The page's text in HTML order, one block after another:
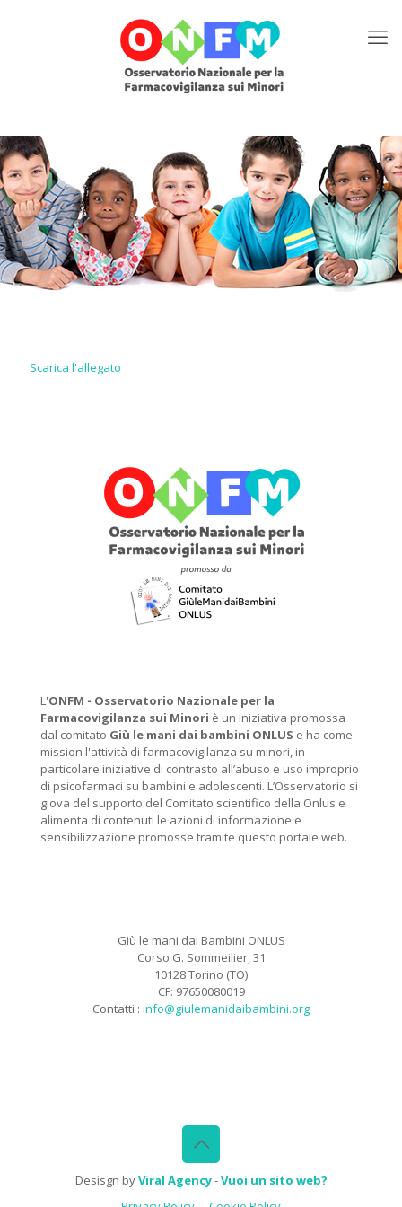
Scarica l'allegato
L'ONFM - Osservatorio Nazionale per la
Farmacovigilanza sui Minori è un iniziativa promossa
dal comitato Giù le mani dai bambini ONLUS e ha come
mission l'attività di farmacovigilanza su minori, in
particolare iniziative di contrasto all’abuso e uso improprio
di psicofarmaci su bambini e adolescenti. L’Osservatorio si
giova del supporto del Comitato scientifico della Onlus e
alimenta di contenuti le azioni di informazione e
sensibilizzazione promosse tramite questo portale web.
Giù le mani dai Bambini ONLUS
Corso G. Sommeilier, 31
10128 Torino (TO)
CF: 97650080019
Contatti : info@giulemanidaibambini.org
Desisgn byViral Agency-Vuoi un sito web?